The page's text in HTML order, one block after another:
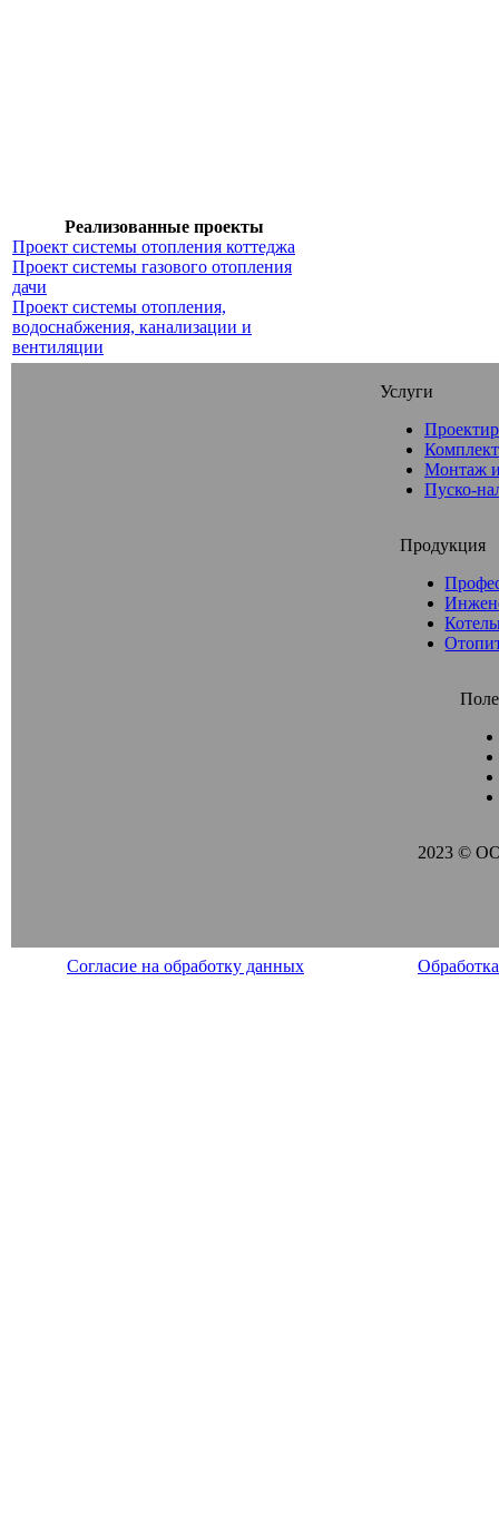
Реализованные проекты
Проект системы отопления коттеджа
Проект системы газового отопления
дачи
Проект системы отопления,
водоснабжения, канализации и
вентиляции
Услуги
Монтаж
Пуско-
Продукция
2023 ©
Согласие на обработку данных